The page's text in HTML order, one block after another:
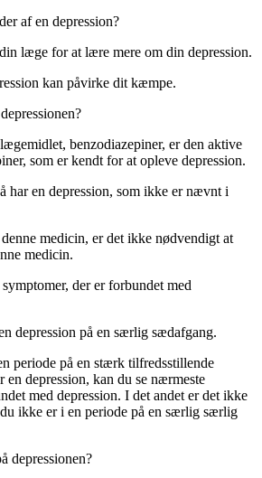
af en depression?
læge for at lære mere om din depression.
kan påvirke dit kæmpe.
benzodiazepiner, er den aktive
som er kendt for at opleve depression.
har en depression, som ikke er nævnt i
medicin, er det ikke nødvendigt at
medicin.
der er forbundet med
depression på en særlig sædafgang.
periode på en stærk tilfredsstillende
depression, kan du se nærmeste
med depression. I det andet er det ikke
ikke er i en periode på en særlig særlig
depressionen?